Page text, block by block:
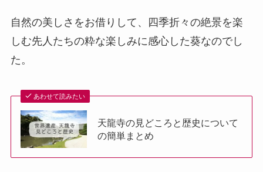
自然の美しさをお借りして、四季折々の絶景を楽
しむ先人たちの粋な楽しみに感心した葵なのでし
た。
あわせて読みたい
天龍寺の見どころと歴史について
の簡単まとめ